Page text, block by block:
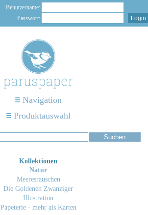
Benutzername:
Passwort:
Navigation
Produktauswahl
Kollektionen
Natur
Meeresrauschen
Die Goldenen Zwanziger
Illustration
Papeterie - mehr als Karten